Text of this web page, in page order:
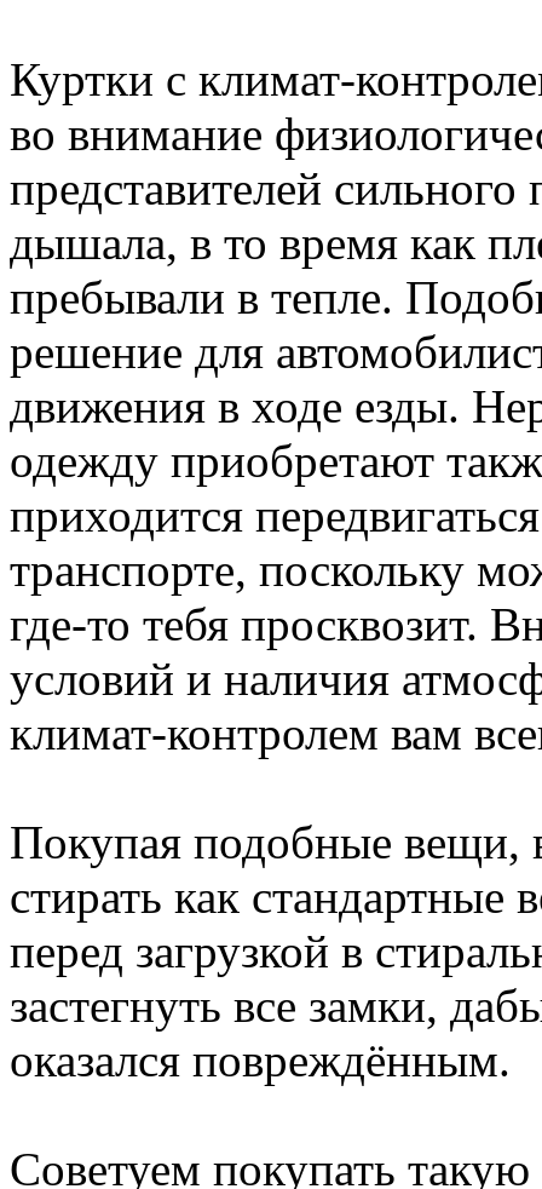
Куртки с климат-
во внимание
представителей
дышала, в то время как
пребывали в тепле.
решение для
движения в ходе езды.
одежду приобретают
приходится
транспорте, поскольку
где-то тебя просквозит.
условий и наличия
климат-контролем вам
Покупая подобные вещи,
стирать как
перед загрузкой в
застегнуть все замки,
оказался повреждённым.
Советуем покупать